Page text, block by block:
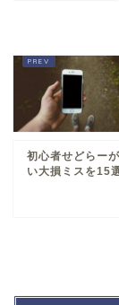
初心者せどらー
い大損ミスを15